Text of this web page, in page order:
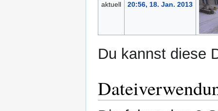
aktuell
20:56, 18. Jan. 2013
Du kannst diese